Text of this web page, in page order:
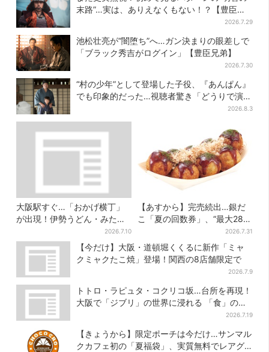
末路”…実は、ありえなくもない！？【豊臣兄
2026.7.29
池松壮亮が“闇堕ち”へ…ガン決まりの眼差しで
「ブラック秀吉がログイン」【豊臣兄弟】
2026.7.30
“村の少年”として登場した子役、『あんぱん』
でも印象的だった…視聴者驚き「どうりで演技
2026.8.3
大阪駅すぐ…「おかげ横丁」
が出現！伊勢うどん・みたら
しだんご・かき氷など、名物
グルメが集結
2026.7.10
【あすから】完売続出…銀だ
こ「夏の回数券」、“最大2811
2026.7.31
【今だけ】大阪・道頓堀くくるに新作「ミャ
クミャクたこ焼」登場！関西の8店舗限定で
2026.7.9
トトロ・ラピュタ・コクリコ坂…台所を再現！
大阪で「ジブリ」の世界に浸れる 「食」の展
2026.7.19
【きょうから】限定ポーチは今だけ…サンマル
クカフェ初の「夏福袋」、実質無料でレアグ